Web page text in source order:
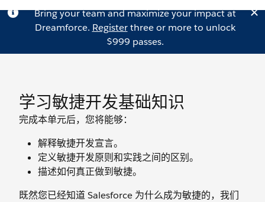
Bring your team and maximize your impact at
Dreamforce. Registerthree or more to unlock
$999 passes.
学习敏捷开发基础知识
完成本单元后，您将能够：
解释敏捷开发宣言。
定义敏捷开发原则和实践之间的区别。
描述如何真正做到敏捷。
既然您已经知道 Salesforce 为什么成为敏捷的，我们